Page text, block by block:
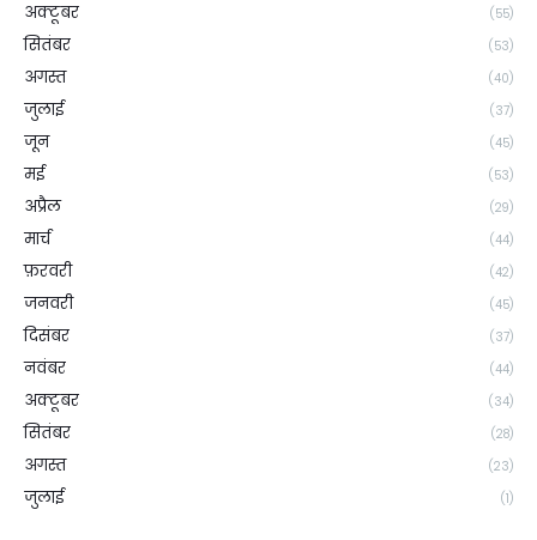
अक्टूबर (55)
सितंबर (53)
अगस्त (40)
जुलाई (37)
जून (45)
मई (53)
अप्रैल (29)
मार्च (44)
फ़रवरी (42)
जनवरी (45)
दिसंबर (37)
नवंबर (44)
अक्टूबर (34)
सितंबर (28)
अगस्त (23)
जुलाई (1)